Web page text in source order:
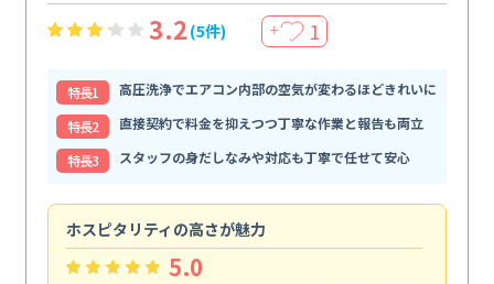
3.2 (5件) ＋ 1
特⻑1
高圧洗浄でエアコン内部の空気が変わるほどきれいに
特⻑2
直接契約で料金を抑えつつ丁寧な作業と報告も両立
特⻑3
スタッフの身だしなみや対応も丁寧で任せて安心
ホスピタリティの高さが魅力
5.0